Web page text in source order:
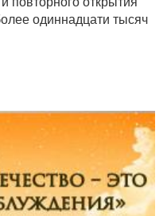
одиннадцати тысяч